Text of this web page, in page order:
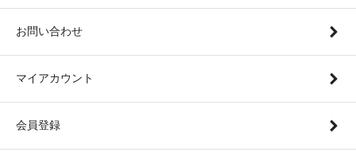
お問い合わせ
マイアカウント
会員登録